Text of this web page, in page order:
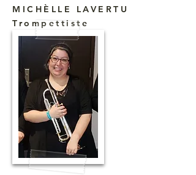
MICHÈLLE LAVERTU
Trompettiste